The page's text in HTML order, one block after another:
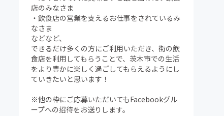
店のみなさま
・飲食店の営業を支えるお仕事をされているみ
なさま
などなど、
できるだけ多くの方にご利用いただき、街の飲
食店を利用してもらうことで、茨木市での生活
をより豊かに楽しく過ごしてもらえるようにし
ていきたいと思います！
※他の枠にご応募いただいてもFacebookグル
ープへの招待をお送りします。